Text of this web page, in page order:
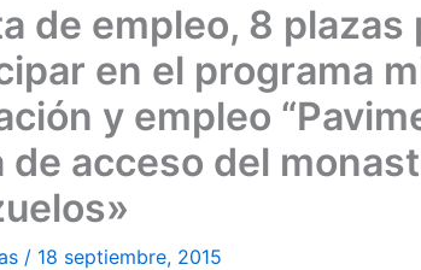
de empleo, 8 plazas
en el programa
y empleo
de acceso del
/ 18 septiembre, 2015